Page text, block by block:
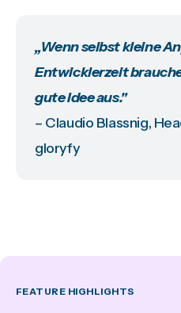
„Wenn selbst kleine
Entwicklerzeit
gute Idee aus."
– Claudio Blassnig,
gloryfy
FEATURE HIGHLIGHTS